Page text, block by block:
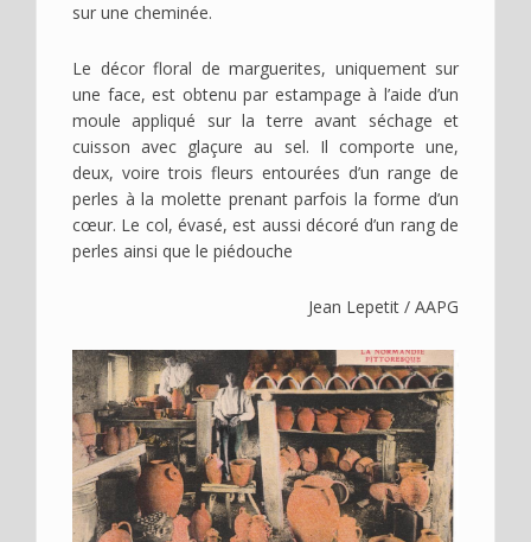
sur une cheminée.
Le décor floral de marguerites, uniquement sur
une face, est obtenu par estampage à l’aide d’un
moule appliqué sur la terre avant séchage et
cuisson avec glaçure au sel. Il comporte une,
deux, voire trois fleurs entourées d’un range de
perles à la molette prenant parfois la forme d’un
cœur. Le col, évasé, est aussi décoré d’un rang de
perles ainsi que le piédouche
Jean Lepetit / AAPG
Image